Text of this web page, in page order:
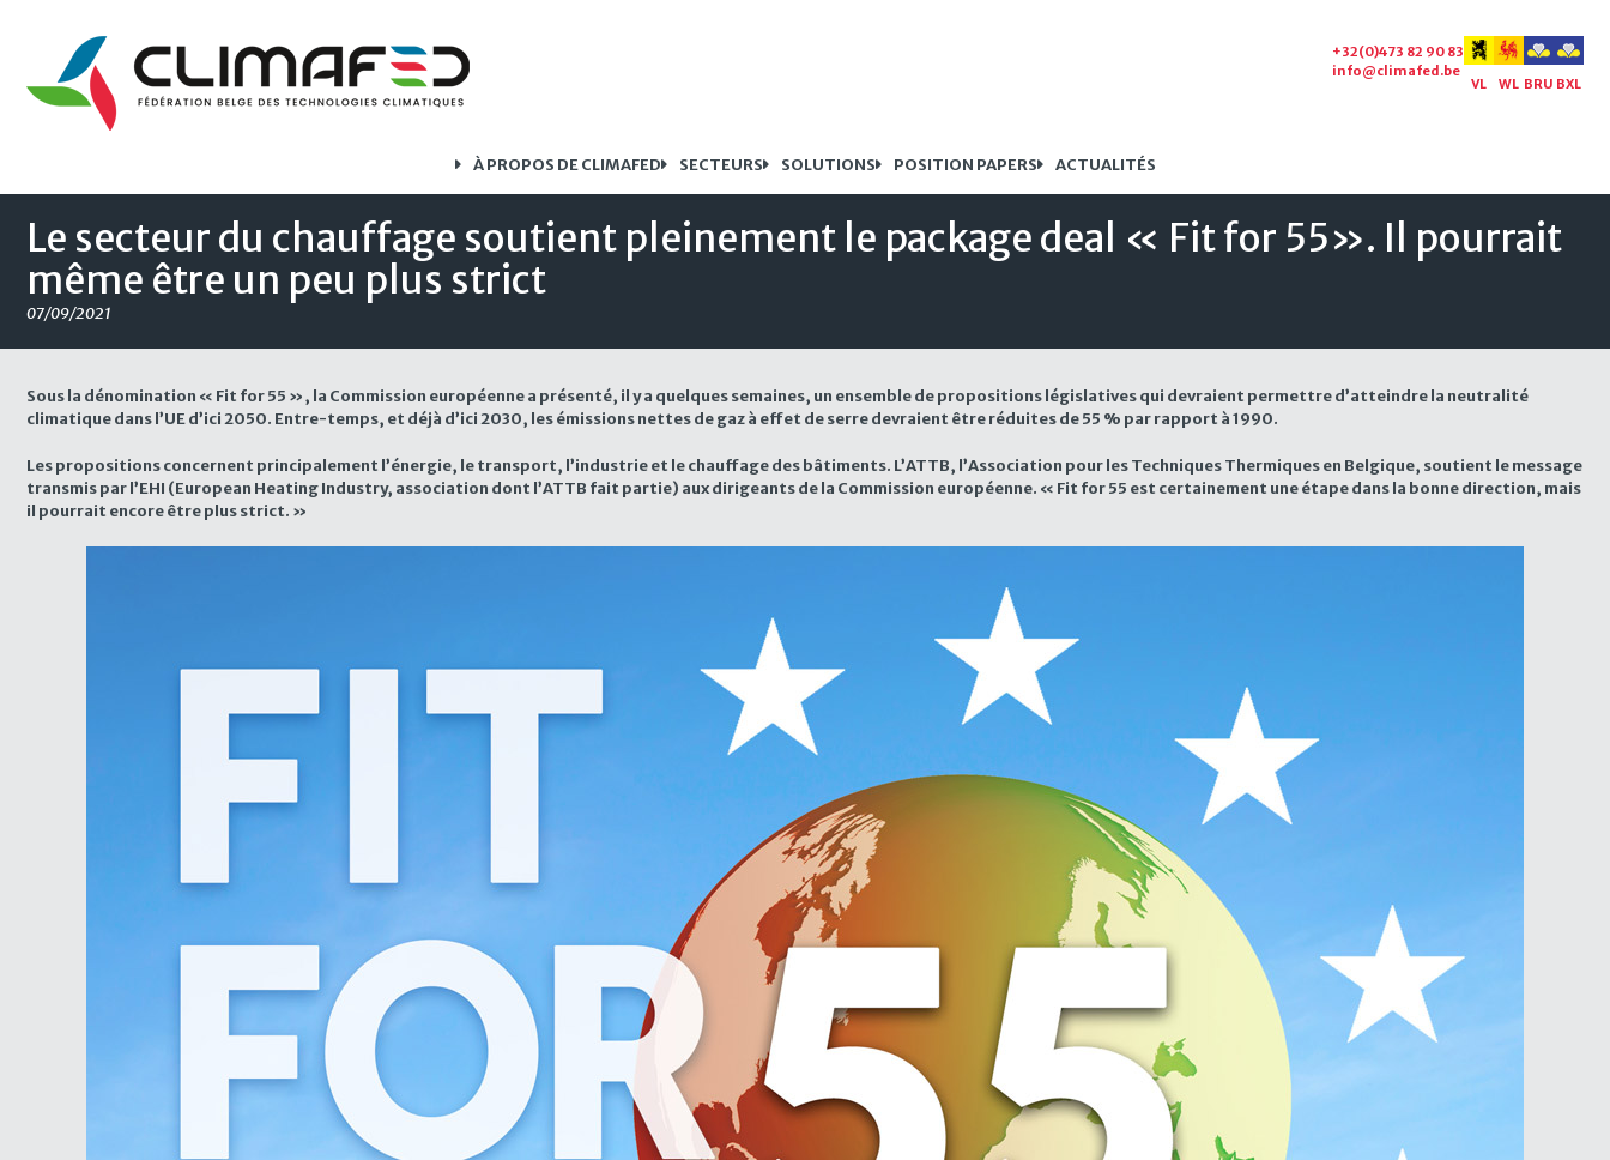
+32(0)473 82 90 83
info@climafed.be
VL WL BRU BXL
À PROPOS DE CLIMAFED SECTEURS SOLUTIONS POSITION PAPERS ACTUALITÉS
Le secteur du chauffage soutient pleinement le package deal « Fit for 55». Il pourrait
même être un peu plus strict
07/09/2021
Sous la dénomination « Fit for 55 », la Commission européenne a présenté, il y a quelques semaines, un ensemble de propositions législatives qui devraient permettre d’atteindre la neutralité
climatique dans l’UE d’ici 2050. Entre-temps, et déjà d’ici 2030, les émissions nettes de gaz à effet de serre devraient être réduites de 55 % par rapport à 1990.
Les propositions concernent principalement l’énergie, le transport, l’industrie et le chauffage des bâtiments. L’ATTB, l’Association pour les Techniques Thermiques en Belgique, soutient le message
transmis par l’EHI (European Heating Industry, association dont l’ATTB fait partie) aux dirigeants de la Commission européenne. « Fit for 55 est certainement une étape dans la bonne direction, mais
il pourrait encore être plus strict. »